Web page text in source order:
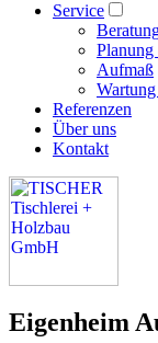
Service
Aufmaß
Referenzen
Über uns
Kontakt
Eigenheim